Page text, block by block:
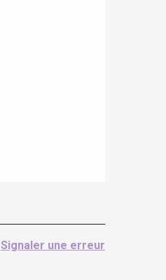
Signaler une erreur